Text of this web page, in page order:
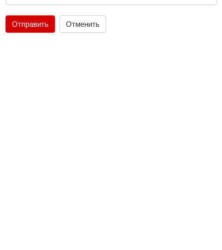
Отправить Отменить